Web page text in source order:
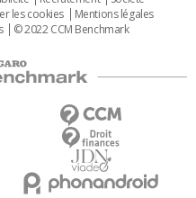
les cookies
Mentions légales
© 2022 CCM Benchmark